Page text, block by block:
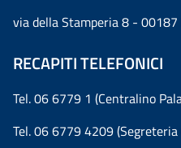
via della Stamperia 8 - 00187
RECAPITI TELEFONICI
Tel. 06 6779 1 (Centralino
Tel. 06 6779 4209